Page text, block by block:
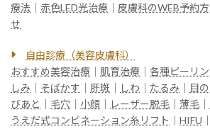
療法
赤色LED光治療 皮膚科のWEB予約
せ
自由診療（美容皮膚科）
おすすめ美容治療
肌育治療 各種ピーリ
しみ
そばかす 肝斑 しわ たるみ 目
びあと
毛穴 小顔 レーザー脱毛 薄毛
うえだ式コンビネーション糸リフト
HIFU